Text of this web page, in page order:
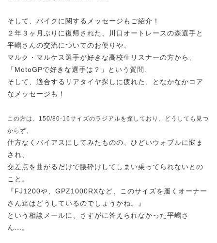
そして、バイクに関するメッセージもご紹介！
２年３ヶ月ぶりに復帰された、川口オートレースの森選手と
平嶋さんの交流についてのお便りや、
マルク・マルケス選手が好きな高校生リスナーの方から、
「MotoGPで好きな選手は？」という質問、
そして、適合するリアタイヤ探しに疲れた、となかなかコア
なメッセージも！
この方は、150/80-16サイズのラジアルを探しており、どうしても見つ
からず、
仕方なくバイアスにしてみたものの、ひどいウォブルに悩ま
され、
交差点を曲がるだけで腰砕けしてしまい乗ってられないとの
こと。
『FJ1200や、GPZ1000RXなど、このサイズを履くオーナー
さん達はどうしているのでしょうかね。』
という相談メールに、さすがに答えられなかった平嶋さ
ん...。